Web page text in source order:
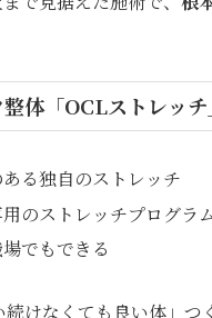
体「OCLストレッ
る独自のストレッチ
のストレッチプログラ
でもできる
続けなくても良い体」つ